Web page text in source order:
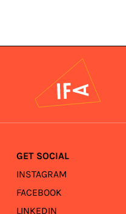
GET SOCIAL
INSTAGRAM
FACEBOOK
LINKEDIN